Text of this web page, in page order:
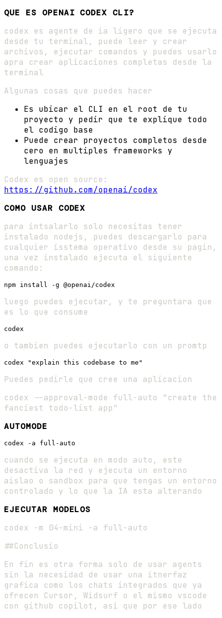
QUE ES OPENAI CODEX CLI?
codex es agente de ia ligero que se ejecuta
desde tu terminal, puede leer y crear
archivos, ejecutar comandos y puedes usarlo
apra crear aplicaciones completas desde la
terminal
Algunas cosas que puedes hacer
Es ubicar el CLI en el root de tu
proyecto y pedir que te explique todo
el codigo base
Puede crear proyectos completos desde
cero en multiples frameworks y
lenguajes
Codex es open source:
https://github.com/openai/codex
COMO USAR CODEX
para intsalarlo solo necesitas tener
instalado nodejs, puedes descargarlo para
cualquier isstema operativo desde su pagin,
una vez instalado ejecuta el siguiente
comando:
luego puedes ejecutar, y te preguntara que
es lo que consume
o tambien puedes ejecutarlo con un promtp
Puedes pedirle que cree una aplicacion
codex --approval-mode full-auto "create the
fanciest todo-list app"
AUTOMODE
cuando se ejecuta en modo auto, este
desactiva la red y ejecuta un entorno
aislao o sandbox para que tengas un entorno
controlado y lo que la IA esta alterando
EJECUTAR MODELOS
codex -m 04-mini -a full-auto
##Conclusio
En fin es otra forma solo de usar agents
sin la necesidad de usar una itnerfaz
grafica como los chats integrados que ya
ofrecen Cursor, Widsurf o el mismo vscode
con github copilot, asi que por ese lado